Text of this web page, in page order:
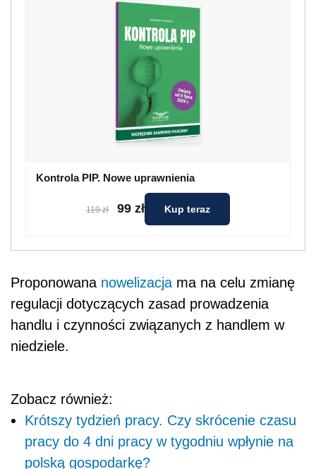
Kontrola PIP. Nowe uprawnienia
119 zł 99 zł Kup teraz
Proponowana nowelizacja ma na celu zmianę
regulacji dotyczących zasad prowadzenia
handlu i czynności związanych z handlem w
niedziele.
Zobacz również:
Krótszy tydzień pracy. Czy skrócenie czasu
pracy do 4 dni pracy w tygodniu wpłynie na
polską gospodarkę?